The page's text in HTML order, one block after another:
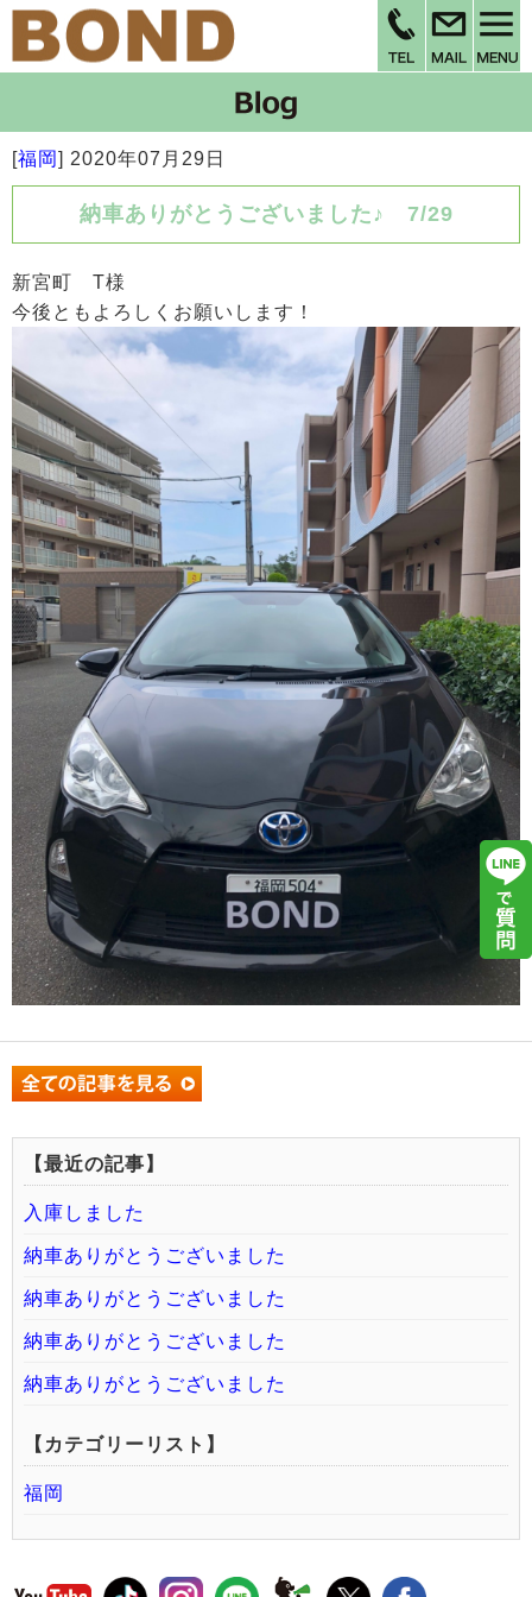
[福岡] 2020年07月29日
納車ありがとうございました♪ 7/29
新宮町 T様
今後ともよろしくお願いします！
【最近の記事】
入庫しました
納車ありがとうございました
納車ありがとうございました
納車ありがとうございました
納車ありがとうございました
【カテゴリーリスト】
福岡